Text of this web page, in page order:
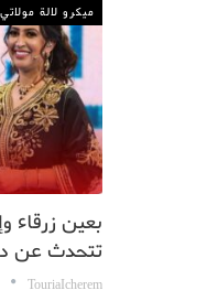
ميكرو لالة مولاتي
بعين زرقاء
تتحدث عن
TouriaIcherem